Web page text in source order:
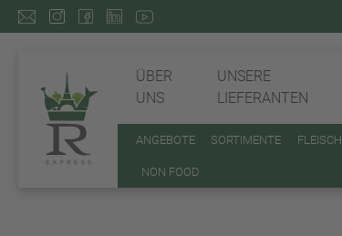
ÜBER
UNS
UNSERE
LIEFERANTEN
ANGEBOTE SORTIMENTE FLEISCH
NON FOOD